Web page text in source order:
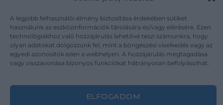
A legjobb felhasználói élmény biztosítása érdekében sütiket
használunk az eszközinformációk tárolására és/vagy elérésére. Ezen
technológiákhoz való hozzájárulás lehetővé teszi számunkra, hogy
olyan adatokat dolgozzunk fel, mint a böngészési viselkedés vagy az
egyedi azonosítók ezen a webhelyen. A hozzájárulás megtagadása
vagy visszavonása bizonyos funkciókat hátrányosan befolyásolhat.
ELFOGADOM
Médiaajánlat
Karrier
Kapcsolat
Áraink
ÁSZF
Adatvédelem
Impresszum